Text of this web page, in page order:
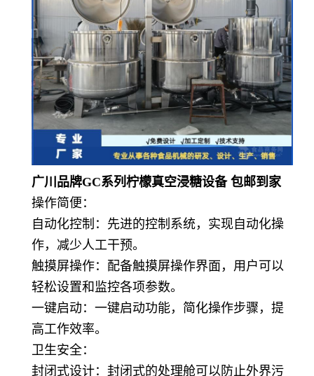
广川品牌GC系列柠檬真空浸糖设备 包邮到家
操作简便：
自动化控制：先进的控制系统，实现自动化操
作，减少人工干预。
触摸屏操作：配备触摸屏操作界面，用户可以
轻松设置和监控各项参数。
一键启动：一键启动功能，简化操作步骤，提
高工作效率。
卫生安全：
封闭式设计：封闭式的处理舱可以防止外界污